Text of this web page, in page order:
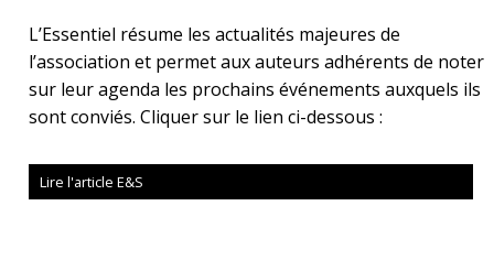
L’Essentiel résume les actualités majeures de
l’association et permet aux auteurs adhérents de noter
sur leur agenda les prochains événements auxquels ils
sont conviés. Cliquer sur le lien ci-dessous :
Lire l'article E&S